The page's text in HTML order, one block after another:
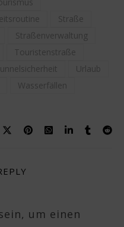
Straße
Straßenverwaltung
Touristenstraße
Urlaub
Wasserfällen
um einen